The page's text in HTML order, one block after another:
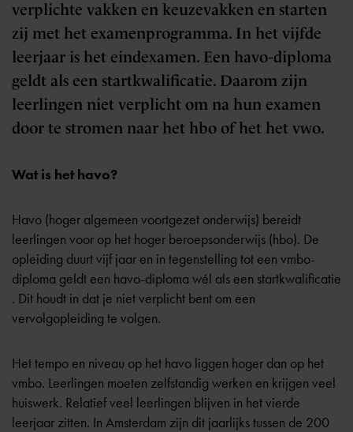
verplichte vakken en keuzevakken en starten
zij met het examenprogramma. In het vijfde
leerjaar is het eindexamen. Een havo-diploma
geldt als een startkwalificatie. Daarom zijn
leerlingen niet verplicht om na hun examen
door te stromen naar het hbo of het het vwo.
Wat is het havo?
Havo (hoger algemeen voortgezet onderwijs) bereidt
leerlingen voor op het hoger beroepsonderwijs (hbo). De
opleiding duurt vijf jaar en in tegenstelling tot een vmbo-
diploma geldt een havo-diploma wél als een startkwalificatie
. Dit houdt in dat je niet verplicht bent om een
vervolgopleiding te volgen.
Het tempo en niveau op het havo liggen hoger dan op het
vmbo. Leerlingen moeten zelfstandig werken en krijgen veel
huiswerk. Relatief veel leerlingen blijven in het vierde
leerjaar zitten. In Amsterdam zijn dit jaarlijks tussen de 200